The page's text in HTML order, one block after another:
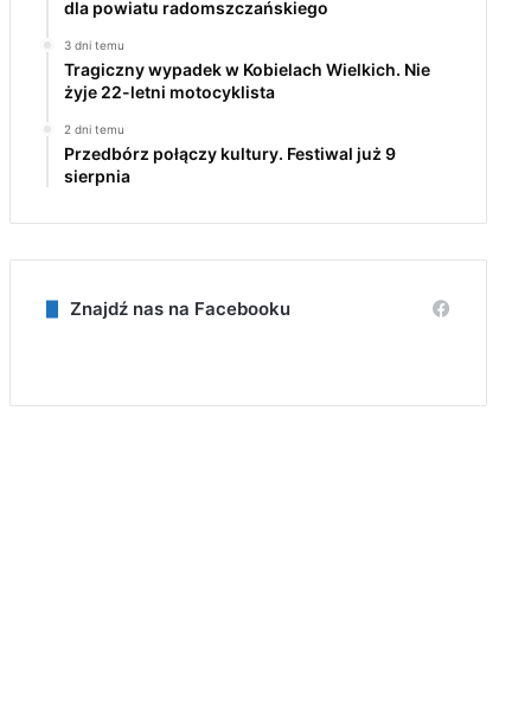
dla powiatu radomszczańskiego
3 dni temu
Tragiczny wypadek w Kobielach Wielkich. Nie
żyje 22-letni motocyklista
2 dni temu
Przedbórz połączy kultury. Festiwal już 9
sierpnia
Znajdź nas na Facebooku